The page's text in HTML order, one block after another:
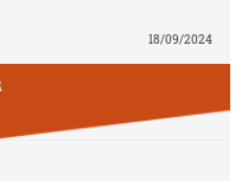
18/09/2024